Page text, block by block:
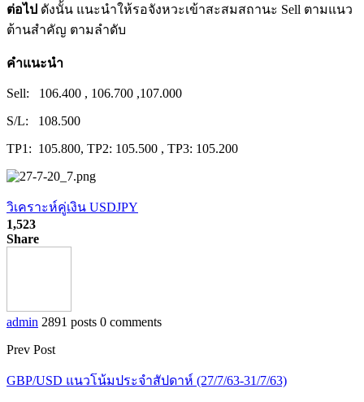
ต่อไป ดังนั้น แนะนำให้รอจังหวะเข้าสะสมสถานะ Sell ตามแนว
ต้านสำคัญ ตามลำดับ
คำแนะนำ
Sell: 106.400 , 106.700 ,107.000
S/L: 108.500
TP1: 105.800, TP2: 105.500 , TP3: 105.200
วิเคราะห์คู่เงิน USDJPY
1,523
Share
admin 2891 posts 0 comments
Prev Post
GBP/USD แนวโน้มประจำสัปดาห์ (27/7/63-31/7/63)